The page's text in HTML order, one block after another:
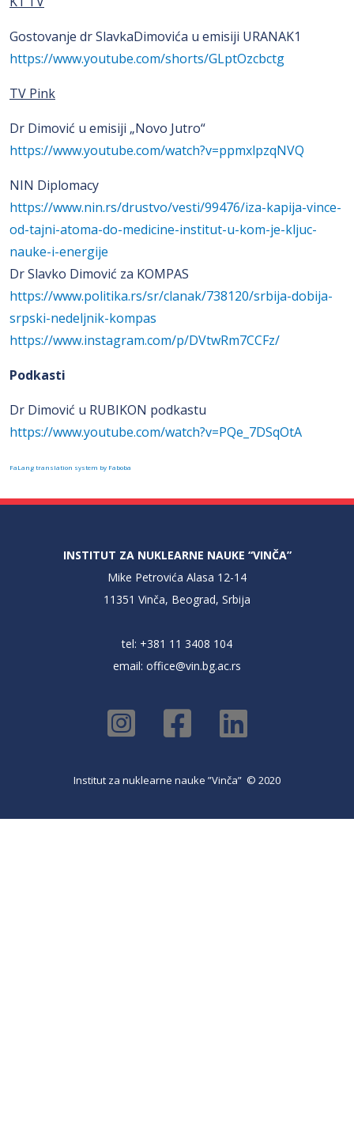
Gostovanje dr SlavkaDimovića u emisiji URANAK1
https://www.youtube.com/shorts/GLptOzcbctg
TV Pink
Dr Dimović u emisiji „Novo Jutro“
https://www.youtube.com/watch?v=ppmxlpzqNVQ
NIN Diplomacy
https://www.nin.rs/drustvo/vesti/99476/iza-kapija-vince-
od-tajni-atoma-do-medicine-institut-u-kom-je-kljuc-
nauke-i-energije
Dr Slavko Dimović za KOMPAS
https://www.politika.rs/sr/clanak/738120/srbija-dobija-
srpski-nedeljnik-kompas
https://www.instagram.com/p/DVtwRm7CCFz/
Podkasti
Dr Dimović u RUBIKON podkastu
https://www.youtube.com/watch?v=PQe_7DSqOtA
FaLang translation system by Faboba
INSTITUT ZA NUKLEARNE NAUKE “VINČA”
Mike Petrovića Alasa 12-14
11351 Vinča, Beograd, Srbija
tel: +381 11 3408 104
email: office@vin.bg.ac.rs
Institut za nuklearne nauke ”Vinča” © 2020